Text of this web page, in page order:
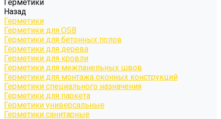
Герметики
Назад
Герметики
Герметики для OSB
Герметики для бетонных полов
Герметики для дерева
Герметики для кровли
Герметики для межпанельных швов
Герметики для монтажа оконных конструкций
Герметики специального назначения
Герметики для паркета
Герметики универсальные
Герметики санитарные